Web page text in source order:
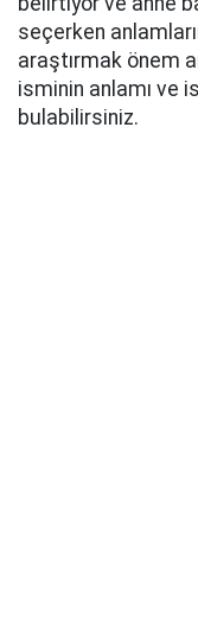
seçerken
araştırmak önem
isminin anlamı ve
bulabilirsiniz.